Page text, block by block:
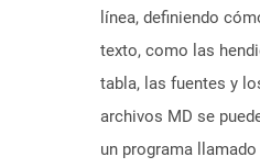
línea, definiendo
texto, como las
tabla, las fuentes y
archivos MD se
un programa